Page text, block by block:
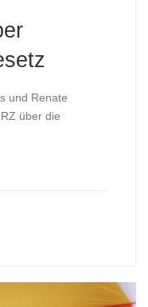
und Renate
über die